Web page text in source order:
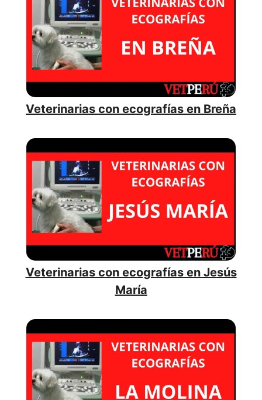
Veterinarias con ecografías en Breña
Veterinarias con ecografías en Jesús
María